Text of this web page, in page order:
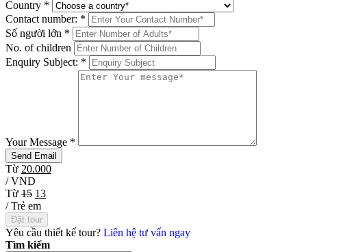
Country *
Contact number: *
Số người lớn *
No. of children
Enquiry Subject: *
Your Message *
Từ 20.000
/ VND
Từ 15 13
/ Trẻ em
Đặt tour
Yêu cầu thiết kế tour? Liên hệ tư vấn ngay
Tìm kiếm